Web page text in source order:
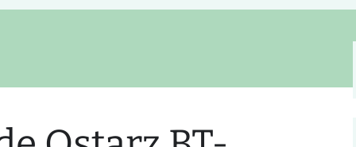
RSS: wedstrijdkalender